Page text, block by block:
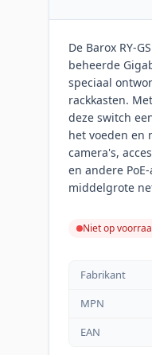
De Barox RY-
beheerde
speciaal
rackkasten.
deze switch
het voeden en
camera's,
en andere
middelgrote
Niet op
Fabrikant
MPN
EAN